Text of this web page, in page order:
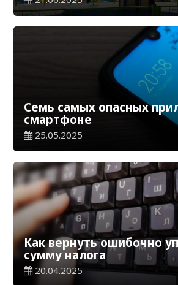
Семь самых опасных
смартфоне
25.05.2025
Как вернуть ошибочно
сумму налога
20.04.2025